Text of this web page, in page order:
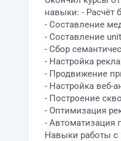
навыки: - Расчёт
- Составление
- Составление
- Сбор
- Настройка
- Продвижение
- Настройка веб-
- Построение
- Оптимизация
- Автоматизация
Навыки работы с